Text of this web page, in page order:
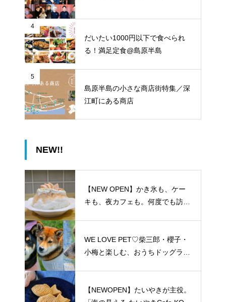
4
だいたい1000円以下で食べられ
る！満足定食@島原半島
5
島原半島の小さな商店街特集／深
江町にある商店
NEW!!
【NEW OPEN】かき氷も、ケー
キも、夜カフェも。何度でも訪れ
WE LOVE PET♡柴三郎・櫻子・
小梅と楽しむ、おうちドッグラン
【NEWOPEN】たいやきが主役。